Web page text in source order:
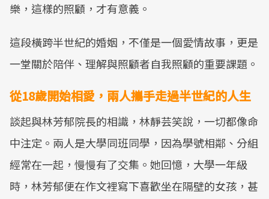
樂，這樣的照顧，才有意義。
這段橫跨半世紀的婚姻，不僅是一個愛情故事，更是
一堂關於陪伴、理解與照顧者自我照顧的重要課題。
從18歲開始相愛，兩人攜手走過半世紀的人生
談起與林芳郁院長的相識，林靜芸笑說，一切都像命
中注定。兩人是大學同班同學，因為學號相鄰、分組
經常在一起，慢慢有了交集。她回憶，大學一年級
時，林芳郁便在作文裡寫下喜歡坐在隔壁的女孩，甚